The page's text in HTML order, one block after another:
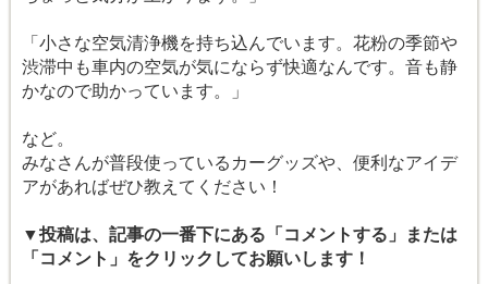
「小さな空気清浄機を持ち込んでいます。花粉の季節や
渋滞中も車内の空気が気にならず快適なんです。音も静
かなので助かっています。」
など。
みなさんが普段使っているカーグッズや、便利なアイデ
アがあればぜひ教えてください！
▼投稿は、記事の一番下にある「コメントする」または
「コメント」をクリックしてお願いします！